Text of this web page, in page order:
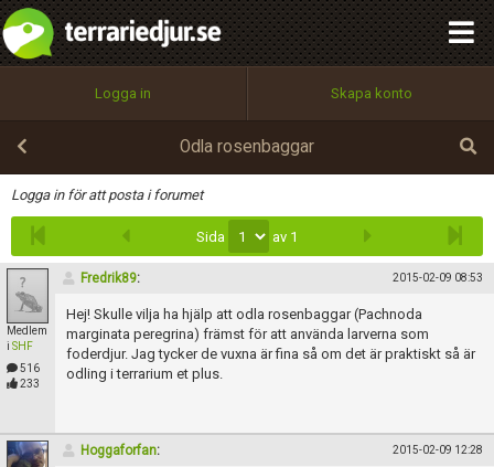
Logga in Skapa konto
Odla rosenbaggar
Logga in för att posta i forumet
Sida av 1
Medlem
i SHF
516
233
Fredrik89: 2015-02-09 08:53
Hej! Skulle vilja ha hjälp att odla rosenbaggar (Pachnoda
marginata peregrina) främst för att använda larverna som
foderdjur. Jag tycker de vuxna är fina så om det är praktiskt så är
odling i terrarium et plus.
Hoggaforfan: 2015-02-09 12:28
Infoga
Utför
100%
OK
integritetspolicy
Namn:
Epost:
Användarnamn:
Lösenord:
Terms of Service
Begär nytt lösenord
Tillbaka till förstasidan